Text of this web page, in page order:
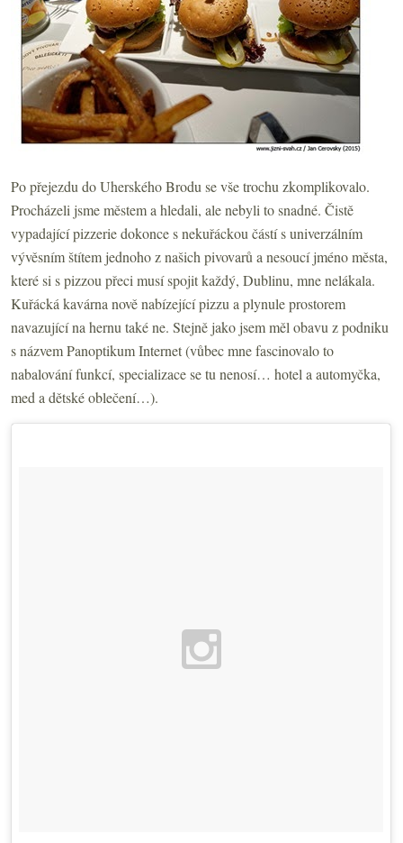
Po přejezdu do Uherského Brodu se vše trochu zkomplikovalo.
Procházeli jsme městem a hledali, ale nebyli to snadné. Čistě
vypadající pizzerie dokonce s nekuřáckou částí s univerzálním
vývěsním štítem jednoho z našich pivovarů a nesoucí jméno města,
které si s pizzou přeci musí spojit každý, Dublinu, mne nelákala.
Kuřácká kavárna nově nabízející pizzu a plynule prostorem
navazující na hernu také ne. Stejně jako jsem měl obavu z podniku
s názvem Panoptikum Internet (vůbec mne fascinovalo to
nabalování funkcí, specializace se tu nenosí… hotel a automyčka,
med a dětské oblečení…).